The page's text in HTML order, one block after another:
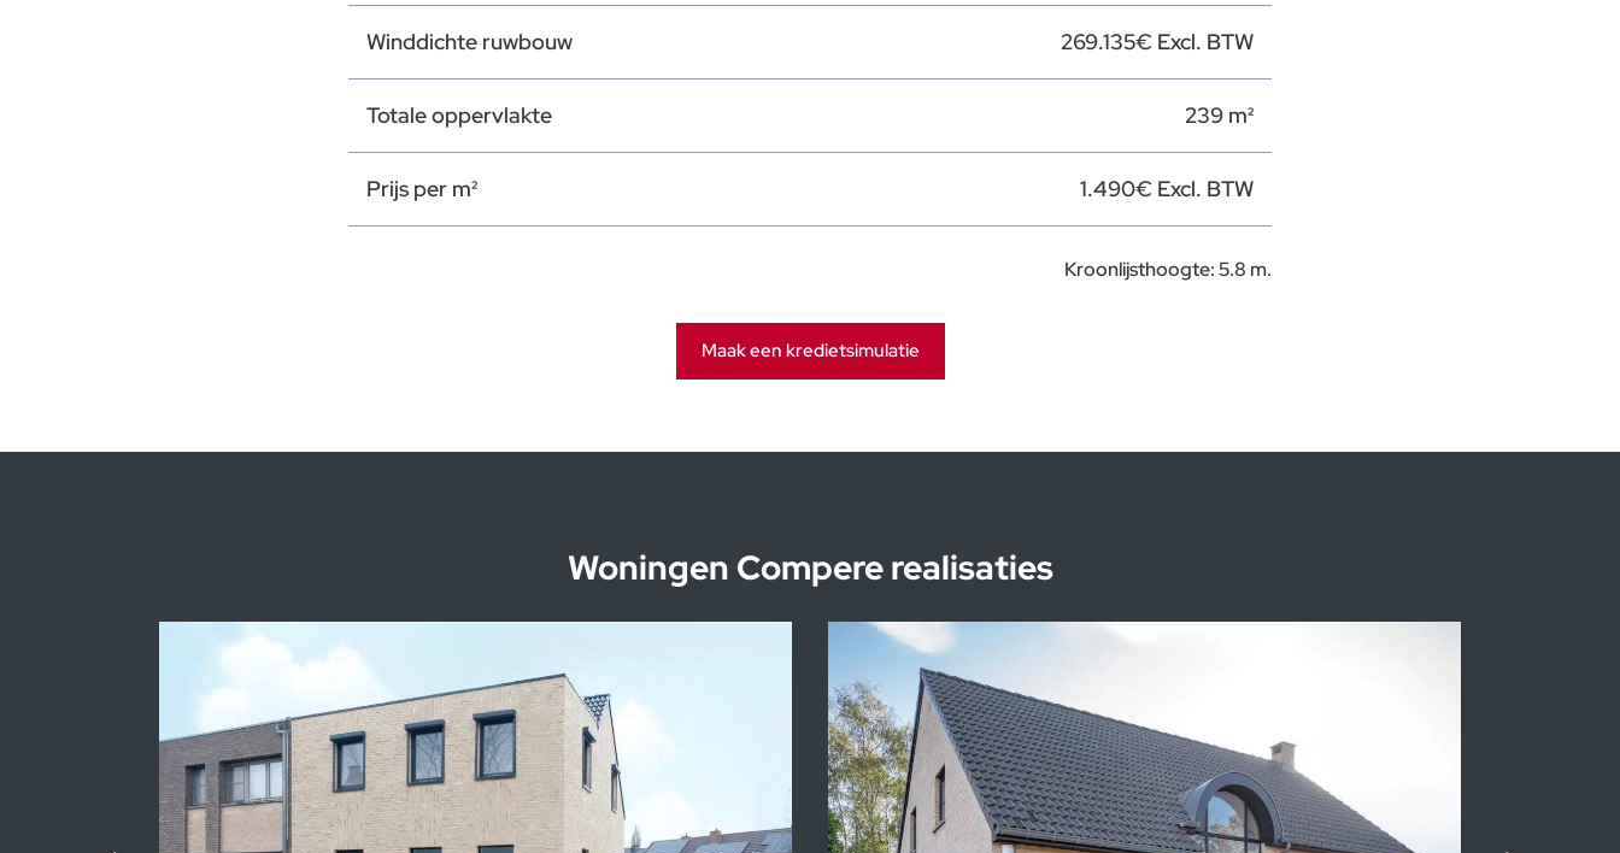
Winddichte ruwbouw 269.135€ Excl. BTW
Totale oppervlakte 239 m²
Prijs per m² 1.490€ Excl. BTW
Kroonlijsthoogte: 5.8 m.
Maak een kredietsimulatie
Woningen Compere realisaties